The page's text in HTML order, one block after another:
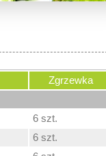
Zgrzewka
6 szt.
6 szt.